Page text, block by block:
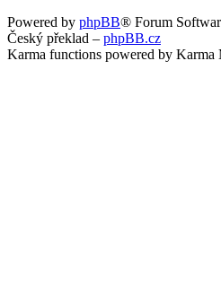
Powered by phpBB® Forum
Český překlad – phpBB.cz
Karma functions powered by